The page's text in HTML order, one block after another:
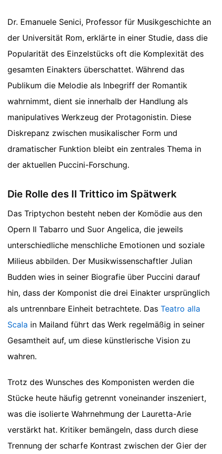
Dr. Emanuele Senici, Professor für Musikgeschichte an
der Universität Rom, erklärte in einer Studie, dass die
Popularität des Einzelstücks oft die Komplexität des
gesamten Einakters überschattet. Während das
Publikum die Melodie als Inbegriff der Romantik
wahrnimmt, dient sie innerhalb der Handlung als
manipulatives Werkzeug der Protagonistin. Diese
Diskrepanz zwischen musikalischer Form und
dramatischer Funktion bleibt ein zentrales Thema in
der aktuellen Puccini-Forschung.
Die Rolle des Il Trittico im Spätwerk
Das Triptychon besteht neben der Komödie aus den
Opern Il Tabarro und Suor Angelica, die jeweils
unterschiedliche menschliche Emotionen und soziale
Milieus abbilden. Der Musikwissenschaftler Julian
Budden wies in seiner Biografie über Puccini darauf
hin, dass der Komponist die drei Einakter ursprünglich
als untrennbare Einheit betrachtete. Das Teatro alla
Scala in Mailand führt das Werk regelmäßig in seiner
Gesamtheit auf, um diese künstlerische Vision zu
wahren.
Trotz des Wunsches des Komponisten werden die
Stücke heute häufig getrennt voneinander inszeniert,
was die isolierte Wahrnehmung der Lauretta-Arie
verstärkt hat. Kritiker bemängeln, dass durch diese
Trennung der scharfe Kontrast zwischen der Gier der